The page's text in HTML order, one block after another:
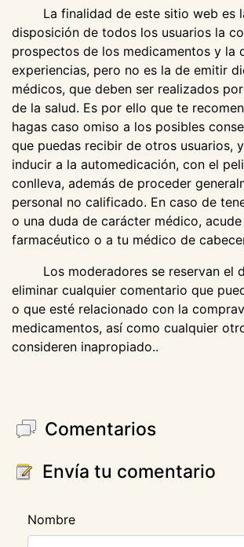
La finalidad de este sitio web es
disposición de todos los usuarios la
prospectos de los medicamentos y la
experiencias, pero no es la de emitir
médicos, que deben ser realizados
de la salud. Es por ello que te
hagas caso omiso a los posibles
que puedas recibir de otros usuarios,
inducir a la automedicación, con el
conlleva, además de proceder
personal no calificado. En caso de
o una duda de carácter médico,
farmacéutico o a tu médico de
Los moderadores se reservan el
eliminar cualquier comentario que
o que esté relacionado con la
medicamentos, así como cualquier
consideren inapropiado..
Comentarios
Envía tu comentario
Nombre